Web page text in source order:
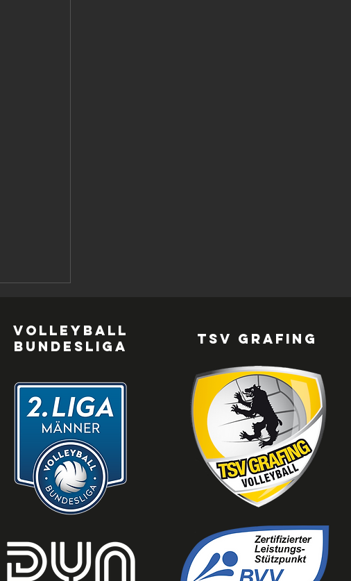
Volleyball
Bundesliga
TSV Grafing